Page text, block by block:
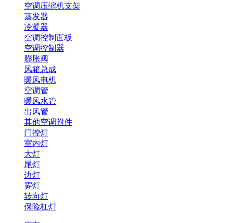
空调压缩机支架
蒸发器
冷凝器
空调控制面板
空调控制器
膨胀阀
风箱总成
暖风电机
空调管
暖风水管
出风管
其他空调附件
门控灯
室内灯
大灯
尾灯
边灯
雾灯
转向灯
保险杠灯